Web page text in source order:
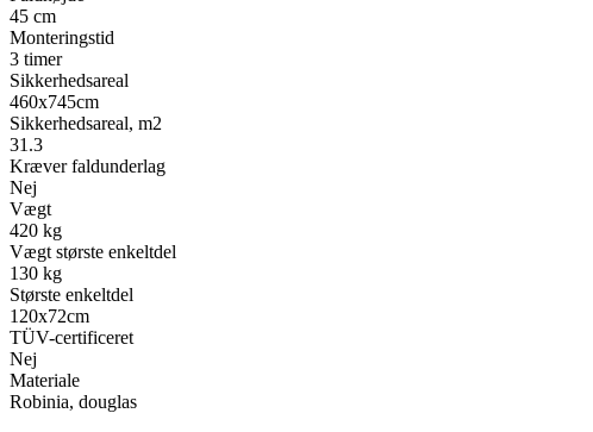
45 cm
Monteringstid
3 timer
Sikkerhedsareal
460x745cm
Sikkerhedsareal, m2
31.3
Kræver faldunderlag
Nej
Vægt
420 kg
Vægt største enkeltdel
130 kg
Største enkeltdel
120x72cm
TÜV-certificeret
Nej
Materiale
Robinia, douglas